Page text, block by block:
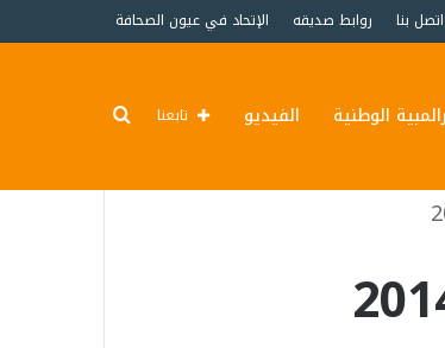
اتصل بنا روابط صديقه الإتحاد في عيون الصحافة
الوطنية الفيديو تابعنا